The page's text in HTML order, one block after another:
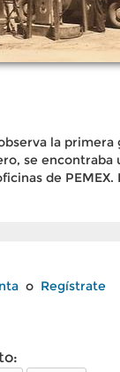
la
se encontraba
de
o Regístrate